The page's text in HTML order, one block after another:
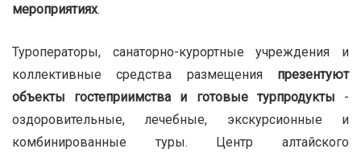
мероприятиях.
Туроператоры, санаторно-курортные учреждения и
коллективные средства размещенияпрезентуют
объекты гостеприимства и готовые турпродукты -
оздоровительные, лечебные, экскурсионные и
комбинированные туры. Центр алтайского